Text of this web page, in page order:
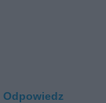
Odpowiedz